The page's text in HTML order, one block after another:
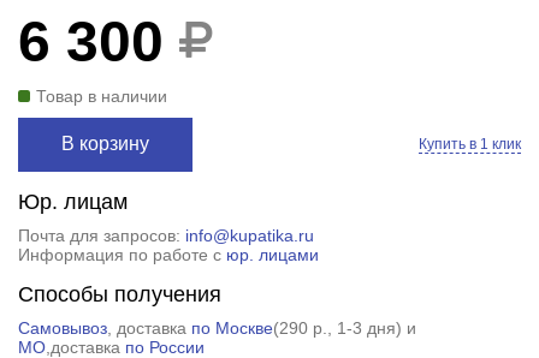
6 300
Товар в наличии
В корзину Купить в 1 клик
Юр. лицам
Почта для запросов: info@kupatika.ru
Информация по работе с юр. лицами
Способы получения
Самовывоз, доставка по Москве(290 р.
, 1-3 дня) и
МО,доставка по России